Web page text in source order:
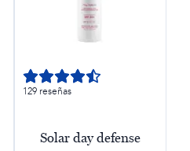
129 reseñas
Solar day defense